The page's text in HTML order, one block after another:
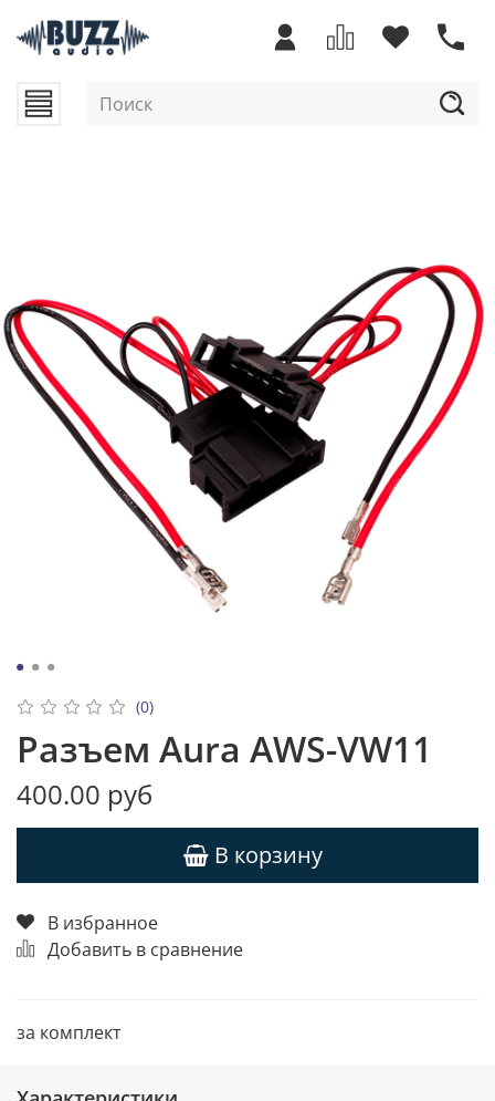
(0)
Разъем Aura AWS-VW11
400.00 руб
В корзину
В избранное
Добавить в сравнение
за комплект